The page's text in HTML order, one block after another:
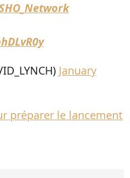
January
préparer le lancement